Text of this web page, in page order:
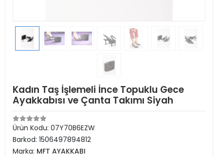
Kadın Taş İşlemeli İnce Topuklu Gece
Ayakkabısı ve Çanta Takımı Siyah
Ürün Kodu: 07Y70B6EZW
Barkod: 1506497894812
Marka: MFT AYAKKABI